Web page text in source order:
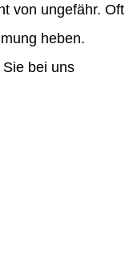
von ungefähr. Oft
heben.
bei uns